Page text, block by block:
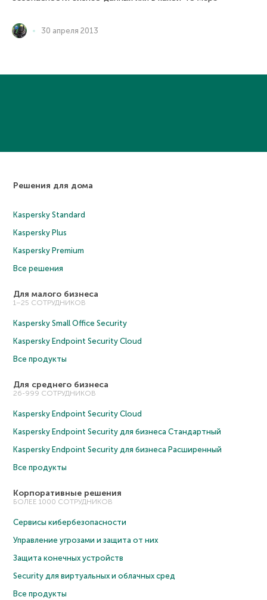
30 апреля 2013
Решения для дома
Kaspersky Standard
Kaspersky Plus
Kaspersky Premium
Все решения
Для малого бизнеса
1–25 СОТРУДНИКОВ
Kaspersky Small Office Security
Kaspersky Endpoint Security Cloud
Все продукты
Для среднего бизнеса
26-999 СОТРУДНИКОВ
Kaspersky Endpoint Security Cloud
Kaspersky Endpoint Security для бизнеса Cтандартный
Kaspersky Endpoint Security для бизнеса Расширенный
Все продукты
Корпоративные решения
БОЛЕЕ 1000 СОТРУДНИКОВ
Сервисы кибербезопасности
Управление угрозами и защита от них
Защита конечных устройств
Security для виртуальных и облачных сред
Все продукты